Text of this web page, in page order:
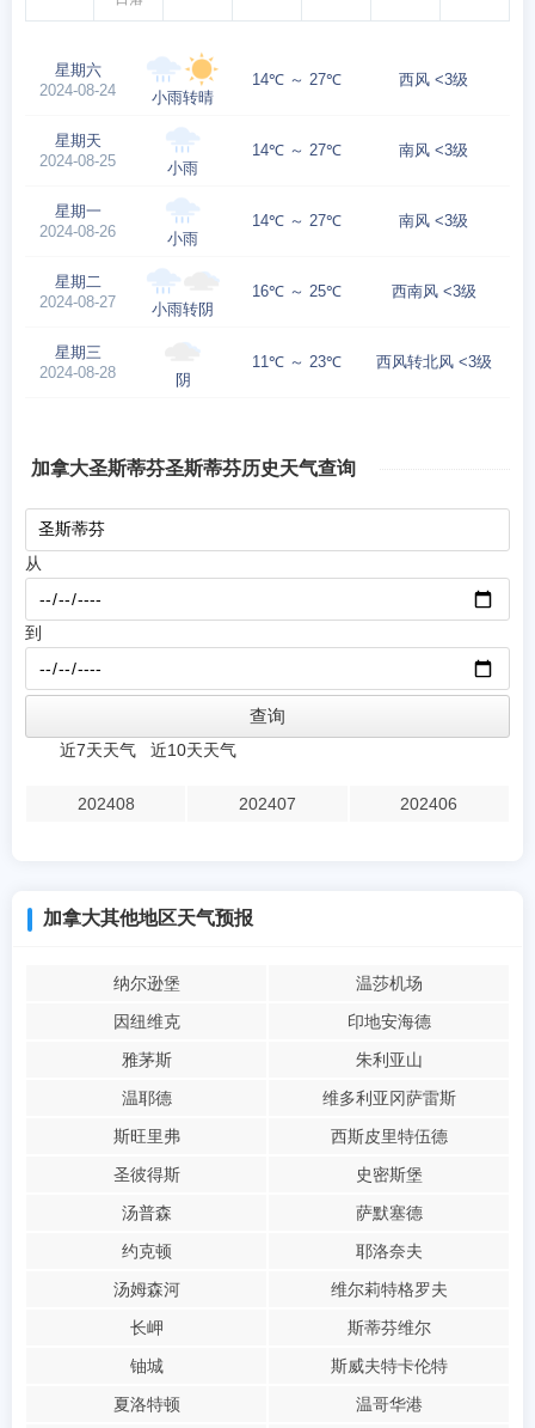
星期六
2024-08-24
小雨转晴
14℃ ～ 27℃ 西风 <3级
星期天
2024-08-25
小雨
14℃ ～ 27℃ 南风 <3级
星期一
2024-08-26
小雨
14℃ ～ 27℃ 南风 <3级
星期二
2024-08-27
小雨转阴
16℃ ～ 25℃ 西南风 <3级
星期三
2024-08-28
阴
11℃ ～ 23℃ 西风转北风 <3级
加拿大圣斯蒂芬圣斯蒂芬历史天气查询
从
到
近7天天气 近10天天气
202408 202407 202406
加拿大其他地区天气预报
纳尔逊堡
温莎机场
因纽维克
印地安海德
雅茅斯
朱利亚山
温耶德
维多利亚冈萨雷斯
斯旺里弗
西斯皮里特伍德
圣彼得斯
史密斯堡
汤普森
萨默塞德
约克顿
耶洛奈夫
汤姆森河
维尔莉特格罗夫
长岬
斯蒂芬维尔
铀城
斯威夫特卡伦特
夏洛特顿
温哥华港